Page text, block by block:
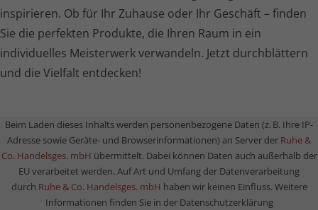
inspirieren. Ob für Ihr Zuhause oder Ihr Geschäft – finden
Sie die perfekten Produkte, die Ihren Raum in ein
individuelles Meisterwerk verwandeln. Jetzt durchblättern
und die Vielfalt entdecken!
Beim Laden dieses Inhalts werden perso­nen­be­zo­gene Daten (z. B. Ihre IP-
Adresse sowie Geräte- und Brow­ser­in­for­ma­tionen) an Server der Ruhe &
Co. Handelsges. mbH übermittelt. Dabei können Daten auch außerhalb der
EU verarbeitet werden. Auf Art und Umfang der Daten­ver­ar­bei­tung
durch Ruhe & Co. Handelsges. mbH haben wir keinen Einfluss. Weitere
Informationen finden Sie in der Daten­schutz­er­klä­rung